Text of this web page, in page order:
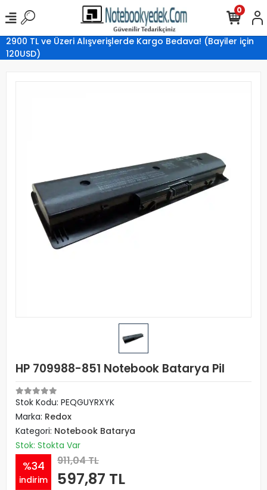
2900 TL ve Üzeri Alışverişlerde Kargo Bedava! (Bayiler için
120USD)
0
HP 709988-851 Notebook Batarya Pil
Stok Kodu: PEQGUYRXYK
Marka: Redox
Kategori: Notebook Batarya
Stok: Stokta Var
%34
indirim
911,04 TL
597,87 TL